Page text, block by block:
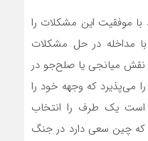
با موفقیت این مشکلات را
مداخله در حل مشکلات
نقش میانجی یا صلح‌جو در
می‌پذیرد که وجهه خود را
است یک طرف را انتخاب
چین سعی دارد در جنگ